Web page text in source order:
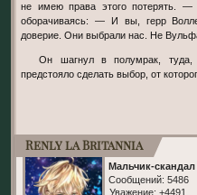
не имею права этого потерять.
оборачиваясь: — И вы, герр
доверие. Они выбрали нас. Не
Он шагнул в полумрак, туда, где спали дети войны, которым
предстояло сделать выбор, от
Renly la Britannia
Мальчик-скандал
Сообщений: 5486
Уважение: +4491